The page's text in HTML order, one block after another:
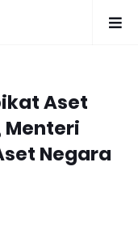
Aset
Menteri
Negara